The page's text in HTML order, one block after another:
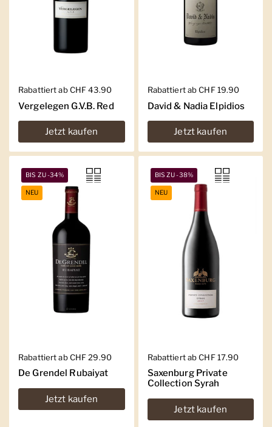
Regulärer Preis
Rabattiert ab CHF 43.90
Vergelegen G.V.B. Red
Jetzt kaufen
Regulärer Preis
Rabattiert ab CHF 19.90
David & Nadia Elpidios
Jetzt kaufen
Regulärer Preis
Rabattiert ab CHF 29.90
De Grendel Rubaiyat
Jetzt kaufen
BIS ZU -34%
NEU
Regulärer Preis
Rabattiert ab CHF 17.90
Saxenburg Private
Collection Syrah
Jetzt kaufen
BIS ZU -38%
NEU